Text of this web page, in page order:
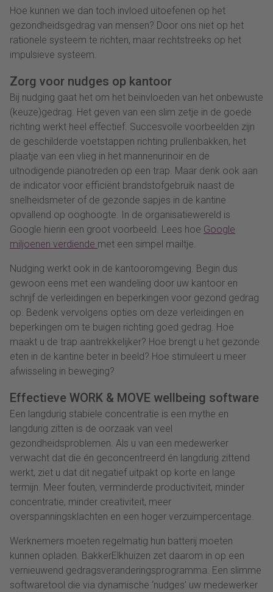
Hoe kunnen we dan toch invloed uitoefenen op het
gezondheidsgedrag van mensen? Door ons niet op het
rationele systeem te richten, maar rechtstreeks op het
impulsieve systeem.
Zorg voor nudges op kantoor
Bij nudging gaat het om het beïnvloeden van het onbewuste
(keuze)gedrag. Het geven van een slim zetje in de goede
richting werkt heel effectief. Succesvolle voorbeelden zijn
de geschilderde voetstappen richting prullenbakken, het
plaatje van een vlieg in het mannenurinoir en de
uitnodigende pianotreden op een trap. Maar denk ook aan
de indicator voor efficiënt brandstofgebruik naast de
snelheidsmeter of de gezonde sapjes in de kantine
opvallend op ooghoogte. In de organisatiewereld is
Google hierin een groot voorbeeld. Lees hoe Google
miljoenen verdiende met een simpel mailtje.
Nudging werkt ook in de kantooromgeving. Begin dus
gewoon eens met een wandeling door uw kantoor en
schrijf de verleidingen en beperkingen voor gezond gedrag
op. Bedenk vervolgens opties om deze verleidingen en
beperkingen om te buigen richting goed gedrag. Hoe
maakt u de trap aantrekkelijker? Hoe brengt u het gezonde
eten in de kantine beter in beeld? Hoe stimuleert u meer
afwisseling in beweging?
Effectieve WORK & MOVE wellbeing software
Een langdurig stabiele concentratie is een mythe en
langdurig zitten is de oorzaak van veel
gezondheidsproblemen. Als u van een medewerker
verwacht dat die én geconcentreerd én langdurig zittend
werkt, ziet u dat dit negatief uitpakt op korte en lange
termijn. Meer fouten, verminderde productiviteit, minder
concentratie, minder creativiteit, meer
overspanningsklachten en een hoger verzuimpercentage.
Werknemers moeten regelmatig hun batterij moeten
kunnen opladen. BakkerElkhuizen zet daarom in op een
vernieuwend gedragsveranderingsprogramma. Een slimme
softwaretool die via dynamische ‘nudges’ uw medewerker